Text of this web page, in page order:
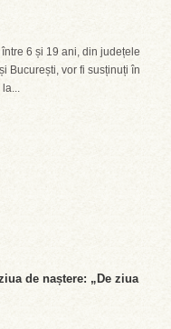
6 și 19 ani, din județele
București, vor fi susținuți în
de naștere: „De ziua